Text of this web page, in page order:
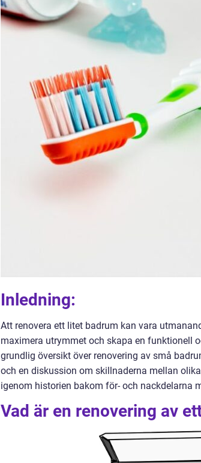
Inledning:
Att renovera ett litet badrum kan vara
maximera utrymmet och skapa en funktionell
grundlig översikt över renovering av små
och en diskussion om skillnaderna mellan
igenom historien bakom för- och nackdelarna
Vad är en renovering av